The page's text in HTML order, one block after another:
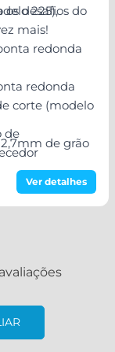
Ver detalhes
os desafios do
mais!
225),
redonda
redonda
corte (modelo
de grão
grosso
(modelo
(modelo
de